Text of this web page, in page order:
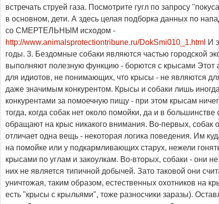
встречать струей газа. Посмотрите гугл по запросу
в основном, дети. А здесь целая подборка данных по
со СМЕРТЕЛЬНЫМ исходом -
http://www.animalsprotectiontribune.ru/DokSmi010_1.html И это только 2009-2010 годы. 3. Бездомные собаки являются частью городской экосистемы и выполняют полезную функцию - борются с крысами Этот аргумент совсем уж для идиотов, не понимающих, что крысы - не являются для собак добычей и даже значимым конкурентом. Крысы и собаки лишь иногда могут становиться конкурентами за помоечную пищу - при этом крысам ничего не мешает питаться тогда, когда собак нет около помойки, да и в большинстве случаев собаки не обращают на крыс никакого внимания. Во-первых, собак от их защитников отличает одна вещь - некоторая логика поведения. Им куда проще отожраться на помойке или у подкармливающих старух, нежели гоняться на мелкими крысами по углам и закоулкам. Во-вторых, собаки - они не кошки, и крыса для них не является типичной добычей. Зато таковой они считают самих кошек, уничтожая, таким образом, естественных охотников на крыс и голубей (которые есть "крысы с крыльями", тоже разносчики заразы). Оставляя еду, сердобольные граждане кормят не только собак, но, одновременно, и крыс! Подкармливание собак сердобольными